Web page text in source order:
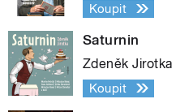
Koupit
Saturnin
Zdeněk Jirotka
Koupit